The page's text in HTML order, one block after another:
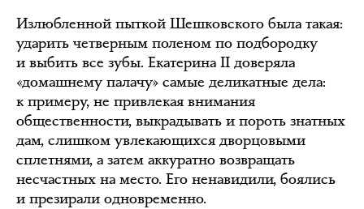
Излюбленной пыткой Шешковского была такая:
ударить четверным поленом по подбородку
и выбить все зубы. Екатерина II доверяла
«домашнему палачу» самые деликатные дела:
к примеру, не привлекая внимания
общественности, выкрадывать и пороть знатных
дам, слишком увлекающихся дворцовыми
сплетнями, а затем аккуратно возвращать
несчастных на место. Его ненавидили, боялись
и презирали одновременно.